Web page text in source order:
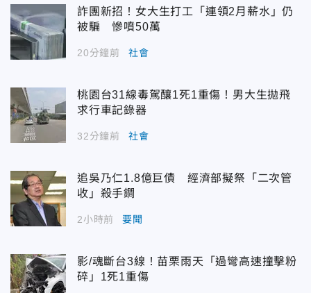
詐團新招！女大生打工「連領2月薪水」仍
被騙 慘噴50萬
20分鐘前 社會
桃園台31線毒駕釀1死1重傷！男大生拋飛
求行車記錄器
32分鐘前 社會
追吳乃仁1.8億巨債 經濟部擬祭「二次管
收」殺手鐧
2小時前 要聞
影/魂斷台3線！苗栗雨天「過彎高速撞擊粉
碎」1死1重傷